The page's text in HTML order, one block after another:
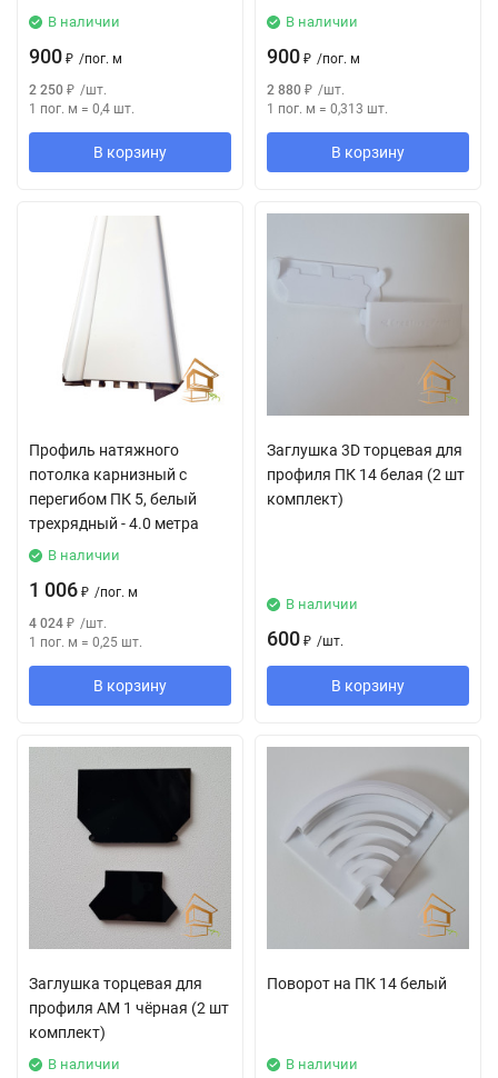
В наличии
900 ₽ /пог. м
2 250 ₽ /шт.
1 пог. м = 0,4 шт.
В корзину
В наличии
900 ₽ /пог. м
2 880 ₽ /шт.
1 пог. м = 0,313 шт.
В корзину
Профиль натяжного
потолка карнизный с
перегибом ПК 5, белый
трехрядный - 4.0 метра
В наличии
1 006 ₽ /пог. м
4 024 ₽ /шт.
1 пог. м = 0,25 шт.
В корзину
Заглушка 3D торцевая для
профиля ПК 14 белая (2 шт
комплект)
В наличии
600 ₽ /шт.
В корзину
Заглушка торцевая для
профиля АМ 1 чёрная (2 шт
комплект)
В наличии
Поворот на ПК 14 белый
В наличии